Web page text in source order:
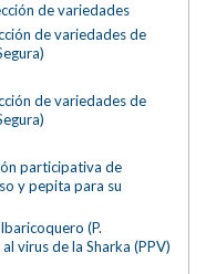
de variedades
de variedades de
de variedades de
participativa de
y pepita para su
(P.
virus de la Sharka (PPV)